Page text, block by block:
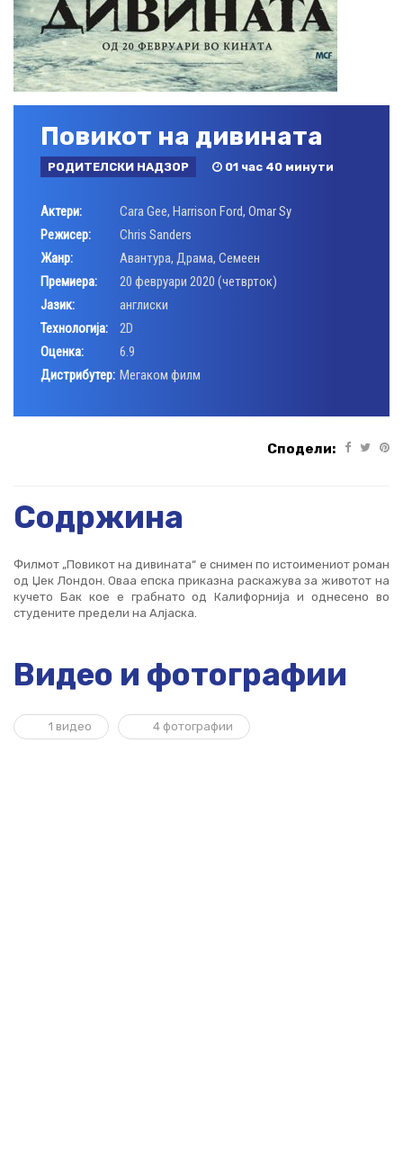
Повикот на дивината
РОДИТЕЛСКИ НАДЗОР 01 час 40 минути
Актери: Cara Gee, Harrison Ford, Omar Sy
Режисер:
Chris Sanders
Жанр:
Авантура, Драма, Семеен
Премиера:
20 февруари 2020 (четврток)
Јазик:
англиски
Технологија:
2D
Оценка:
6.9
Дистрибутер: Мегаком филм
Сподели:
Содржина
Филмот „Повикот на дивината“ е снимен по истоимениот роман
од Џек Лондон. Оваа епска приказна раскажува за животот на
кучето Бак кое е грабнато од Калифорнија и однесено во
студените предели на Алјаска.
Видео и фотографии
1 видео 4 фотографии